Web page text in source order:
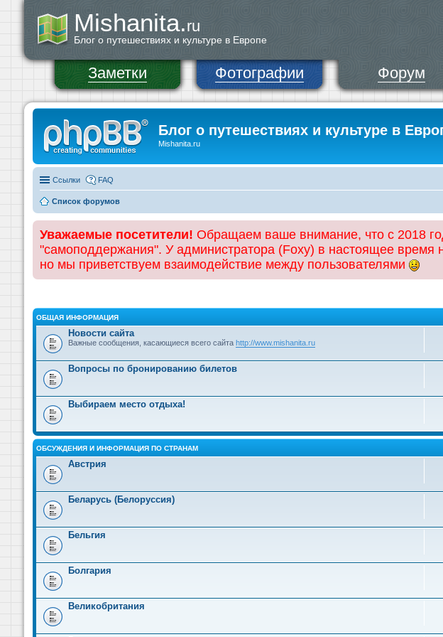
Mishanita.ru
Блог о путешествиях и культуре в Европе
Заметки Фотографии Форум
Блог о путешествиях и культуре в
Mishanita.ru
Ссылки FAQ
Список форумов
Уважаемые посетители! Обращаем ваше внимание, что с 2018
"самоподдержания". У администратора (Foxy) в настоящее время
но мы приветствуем взаимодействие между пользователями
ОБЩАЯ ИНФОРМАЦИЯ
Новости сайта
Важные сообщения, касающиеся всего сайта http://www.mishanita.ru
Вопросы по бронированию билетов
Выбираем место отдыха!
ОБСУЖДЕНИЯ И ИНФОРМАЦИЯ ПО СТРАНАМ
Австрия
Беларусь (Белоруссия)
Бельгия
Болгария
Великобритания